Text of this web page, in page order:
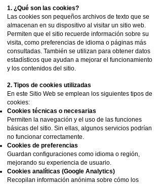
1. ¿Qué son las cookies?
Las cookies son pequeños archivos de texto que se
almacenan en su dispositivo al visitar un sitio web.
Permiten que el sitio recuerde información sobre su
visita, como preferencias de idioma o páginas más
consultadas. También se utilizan para obtener datos
estadísticos que ayudan a mejorar el funcionamiento
y los contenidos del sitio.
2. Tipos de cookies utilizadas
En este Sitio Web se emplean los siguientes tipos de
cookies:
Cookies técnicas o necesarias
Permiten la navegación y el uso de las funciones
básicas del sitio. Sin ellas, algunos servicios podrían
no funcionar correctamente.
Cookies de preferencias
Guardan configuraciones como idioma o región,
mejorando su experiencia de usuario.
Cookies analíticas (Google Analytics)
Recopilan información anónima sobre cómo los